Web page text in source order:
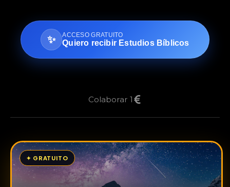
✨ ACCESO GRATUITO
Quiero recibir Estudios Bíblicos
Colaborar 1
✦ GRATUITO